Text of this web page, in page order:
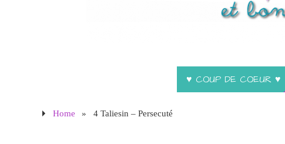
♥ COUP DE COEUR ♥
Home » 4 Taliesin – Persecuté